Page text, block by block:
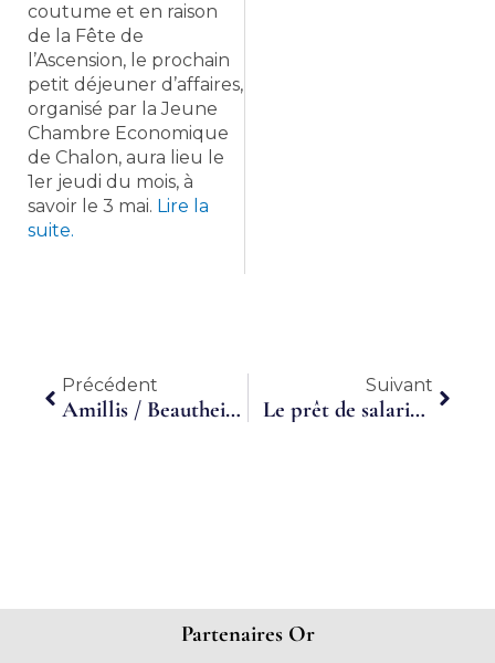
coutume et en raison
de la Fête de
l’Ascension, le prochain
petit déjeuner d’affaires,
organisé par la Jeune
Chambre Economique
de Chalon, aura lieu le
1er jeudi du mois, à
savoir le 3 mai. Lire la
suite.
Précédent
Précédent
Amillis / Beautheil : En reconversion professionnelle, ils veulent devenir bûcherons
Suivant
Le prêt de salarié, une solution à envisager
Partenaires Or